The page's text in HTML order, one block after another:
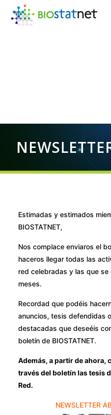
Estimadas y estimados
BIOSTATNET,
Nos complace enviaros el
haceros llegar todas las
red celebradas y las que
meses.
Recordad que podéis
anuncios, tesis defendidas
destacadas que deseéis
boletín de BIOSTATNET.
Además, a partir de ahora,
través del boletín las tesis
Red.
NEWSLETTER